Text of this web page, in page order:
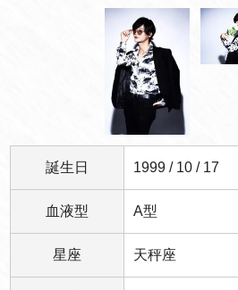
誕生日 1999 / 10 / 17
血液型 A型
星座 天秤座